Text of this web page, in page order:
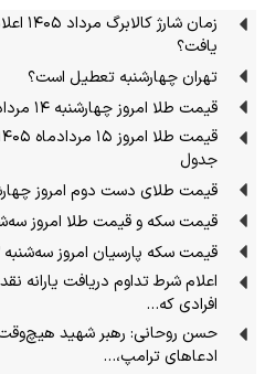
زمان
یافت؟
تهران چهارشنبه تعطیل است؟
قیمت طلا امروز چهارشنبه ۱۴ مرداد ۱۴۰۵ / طلای ۱۸ عیار امروز چند؟
جدول
قیمت طلای دست دوم امروز چهارشنبه ۱۴
قیمت سکه و قیمت طلا امروز سه‌شنبه ۱۳ مرداد ۱۴۰۵
قیمت سکه پارسیان امروز سه‌شنبه ۱۳ مرداد ۱۴۰۵ + جدول
اعلام شرط تداوم دریافت یارانه
افرادی که…
حسن روحانی: رهبر شهید
ادعاهای ترامپ،…